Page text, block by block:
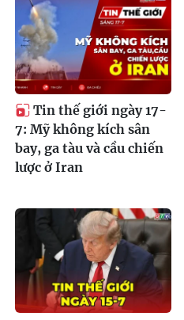
Tin thế giới ngày 17-
7: Mỹ không kích sân
bay, ga tàu và cầu chiến
lược ở Iran